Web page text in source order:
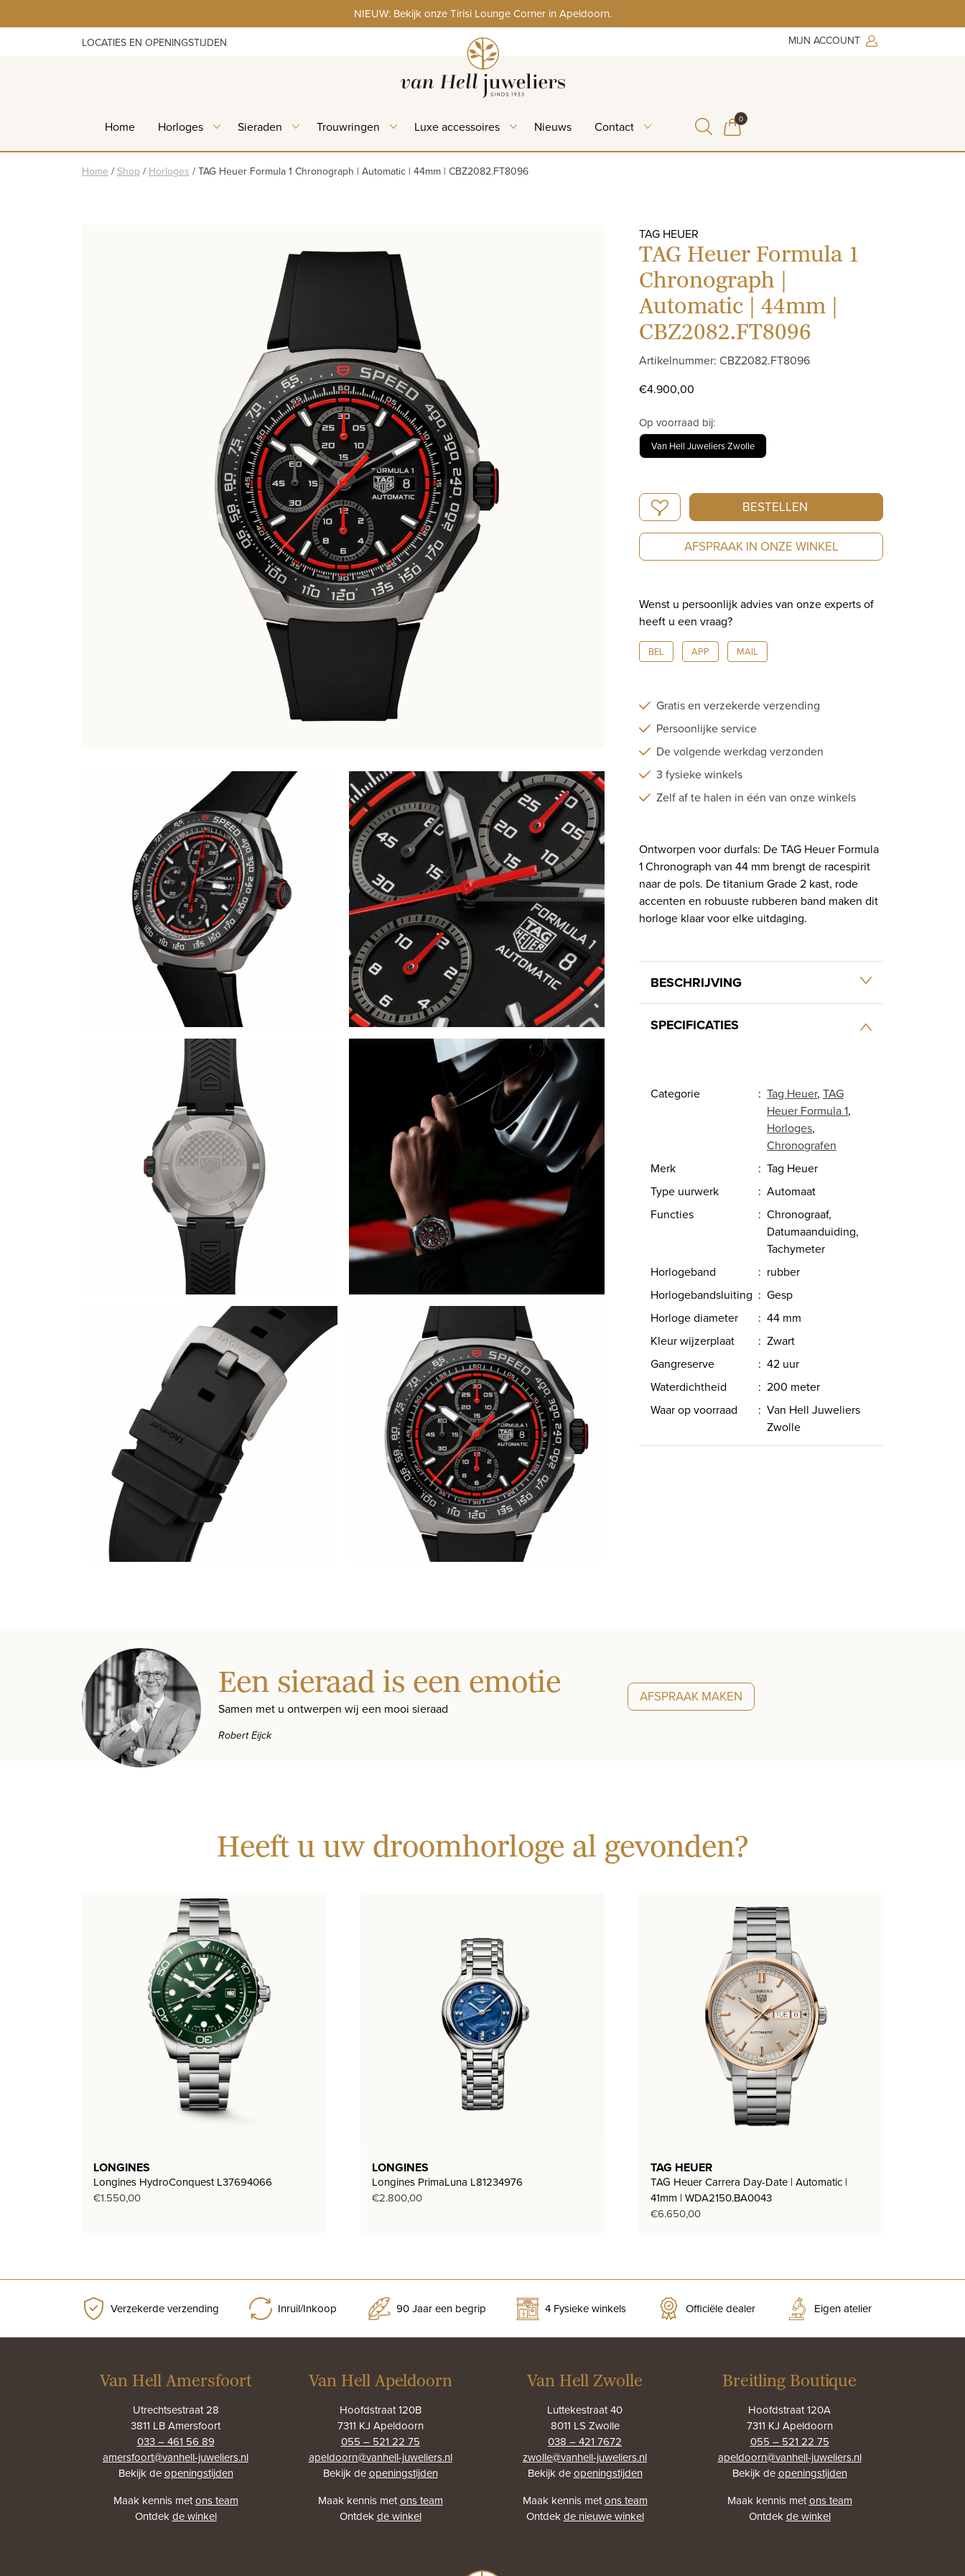
to
NIEUW: Bekijk onze Tirisi Lounge Corner in Apeldoorn.
LOCATIES EN OPENINGSTIJDEN MIJN ACCOUNT
Home Horloges Sieraden Trouwringen Luxe accessoires Nieuws Contact WINKELMAND
0ITEMS IN WINKELMAND
Home / Shop / Horloges / TAG Heuer Formula 1 Chronograph | Automatic | 44mm | CBZ2082.FT8096
TAG HEUER
TAG Heuer Formula 1
Chronograph |
Automatic | 44mm |
CBZ2082.FT8096
Artikelnummer: CBZ2082.FT8096
€4.900,00
Op voorraad bij:
Van Hell Juweliers Zwolle
TAG
Heuer
Formula
1
Automatic
|
44mm
BESTELLEN
AFSPRAAK IN ONZE WINKEL
Wenst u persoonlijk advies van onze experts of
heeft u een vraag?
BEL APP MAIL
Gratis en verzekerde verzending
Persoonlijke service
De volgende werkdag verzonden
3 fysieke winkels
Zelf af te halen in één van onze winkels
Ontworpen voor durfals: De TAG Heuer Formula
1 Chronograph van 44 mm brengt de racespirit
naar de pols. De titanium Grade 2 kast, rode
accenten en robuuste rubberen band maken dit
horloge klaar voor elke uitdaging.
BESCHRIJVING
SPECIFICATIES
Categorie : Tag Heuer, TAG
Heuer Formula 1,
Horloges,
Chronografen
Merk
: Tag Heuer
Type uurwerk
: Automaat
Functies
: Chronograaf,
Datumaanduiding,
Tachymeter
Horlogeband
: rubber
Horlogebandsluiting : Gesp
Horloge diameter
: 44 mm
Kleur wijzerplaat
: Zwart
Gangreserve
: 42 uur
Waterdichtheid
: 200 meter
Waar op voorraad
: Van Hell Juweliers
Zwolle
Een sieraad is een emotie
Samen met u ontwerpen wij een mooi sieraad
Robert Eijck
AFSPRAAK MAKEN
Heeft u uw droomhorloge al gevonden?
LONGINES
Longines HydroConquest L37694066
€1.550,00
LONGINES
Longines PrimaLuna L81234976
€2.800,00
TAG HEUER
TAG Heuer Carrera Day-Date | Automatic |
41mm | WDA2150.BA0043
€6.650,00
Verzekerde verzending Inruil/Inkoop 90 Jaar een begrip 4 Fysieke winkels Officiële dealer Eigen atelier
Van Hell Amersfoort
Utrechtsestraat 28
3811 LB Amersfoort
033 – 461 56 89
amersfoort@vanhell-juweliers.nl
Bekijk deopeningstijden
Maak kennis metons team
Ontdekde winkel
Van Hell Apeldoorn
Hoofdstraat 120B
7311 KJ Apeldoorn
055 – 521 22 75
apeldoorn@vanhell-juweliers.nl
Bekijk deopeningstijden
Maak kennis metons team
Ontdekde winkel
Van Hell Zwolle
Luttekestraat 40
8011 LS Zwolle
038 – 421 7672
zwolle@vanhell-juweliers.nl
Bekijk deopeningstijden
Maak kennis metons team
Ontdekde nieuwe winkel
Breitling Boutique
Hoofdstraat 120A
7311 KJ Apeldoorn
055 – 521 22 75
apeldoorn@vanhell-juweliers.nl
Bekijk deopeningstijden
Maak kennis metons team
Ontdekde winkel